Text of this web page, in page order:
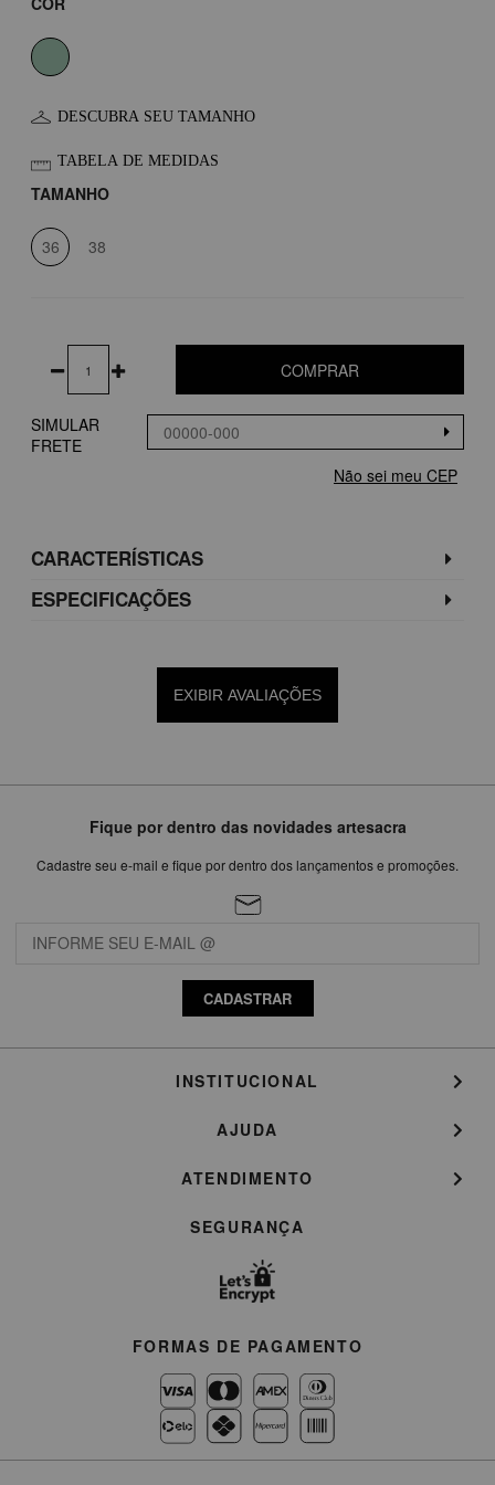
DESCUBRA SEU TAMANHO
TABELA DE MEDIDAS
TAMANHO
36 38
COMPRAR
SIMULAR
FRETE
Não sei meu CEP
CARACTERÍSTICAS
ESPECIFICAÇÕES
EXIBIR AVALIAÇÕES
Fique por dentro das novidades artesacra
Cadastre seu e-mail e fique por dentro dos lançamentos e promoções.
CADASTRAR
INSTITUCIONAL
AJUDA
ATENDIMENTO
SEGURANÇA
FORMAS DE PAGAMENTO